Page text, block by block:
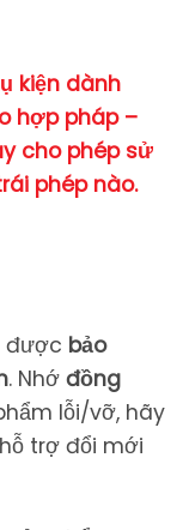
kiện dành
hợp pháp –
cho phép sử
phép nào.
được bảo
. Nhớ đồng
lỗi/vỡ, hãy
hỗ trợ đổi mới